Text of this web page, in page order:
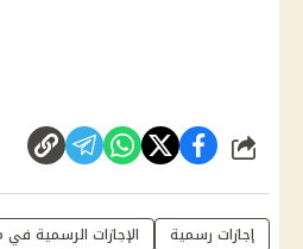
شارك
إجازات رسمية
الإجازات الرسمية